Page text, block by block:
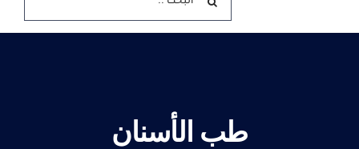
الرئيسية
عن:
طب الأسنان